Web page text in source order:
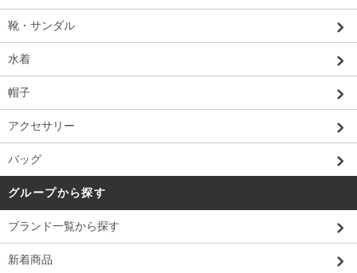
靴・サンダル
水着
帽子
アクセサリー
バッグ
グループから探す
ブランド一覧から探す
新着商品